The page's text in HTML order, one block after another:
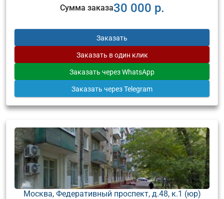
Сумма заказа30 000 р.
Заказать
Заказать в один клик
Заказать через WhatsApp
Заказать через Telegram
Москва, Федеративный проспект, д.48, к.1 (юр)